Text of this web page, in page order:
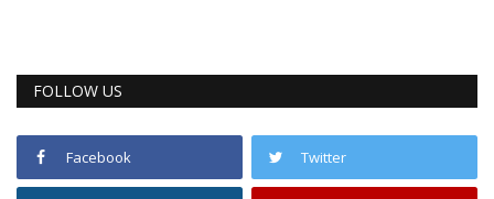
FOLLOW US
Facebook Twitter